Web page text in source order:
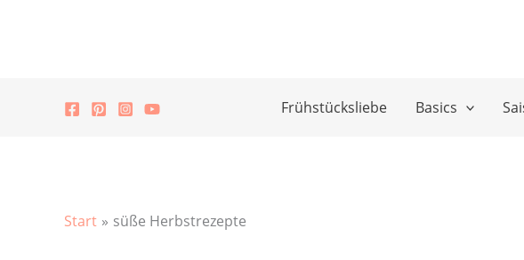
Frühstücksliebe Basics
Start süße Herbstrezepte